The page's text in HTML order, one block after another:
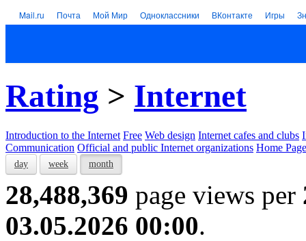
Mail.ru Почта Мой Мир Одноклассники ВКонтакте Игры
Rating > Internet
Introduction to the Internet Free Web design Internet cafes and clubs
Communication Official and public Internet organizations Home
day week month
28,488,369 page views per
03.05.2026 00:00.